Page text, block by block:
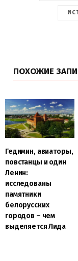
ПОХОЖИЕ
Гедимин, авиаторы,
повстанцы и один
Ленин:
исследованы
памятники
белорусских
городов – чем
выделяется Лида